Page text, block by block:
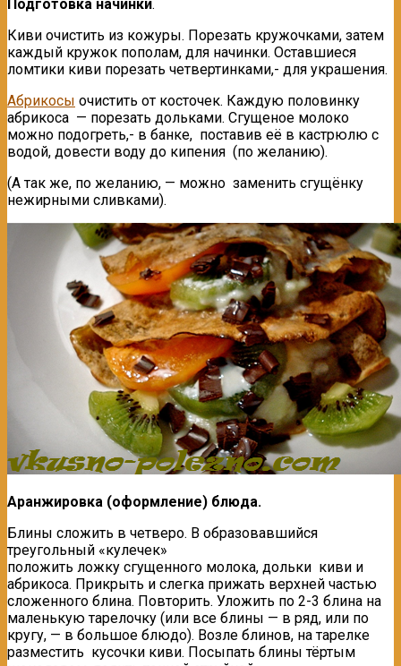
Подготовка начинки.
Киви очистить из кожуры. Порезать кружочками, затем
каждый кружок пополам, для начинки. Оставшиеся
ломтики киви порезать четвертинками,- для украшения.
Абрикосы очистить от косточек. Каждую половинку
абрикоса — порезать дольками. Сгущеное молоко
можно подогреть,- в банке, поставив её в кастрюлю с
водой, довести воду до кипения (по желанию).
(А так же, по желанию, — можно заменить сгущёнку
нежирными сливками).
Аранжировка (оформление) блюда.
Блины сложить в четверо. В образовавшийся
треугольный «кулечек»
положить ложку сгущенного молока, дольки киви и
абрикоса. Прикрыть и слегка прижать верхней частью
сложенного блина. Повторить. Уложить по 2-3 блина на
маленькую тарелочку (или все блины — в ряд, или по
кругу, — в большое блюдо). Возле блинов, на тарелке
разместить кусочки киви. Посыпать блины тёртым